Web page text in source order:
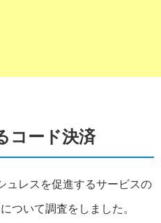
コード決済
ュレスを促進するサービスの
ついて調査をしました。